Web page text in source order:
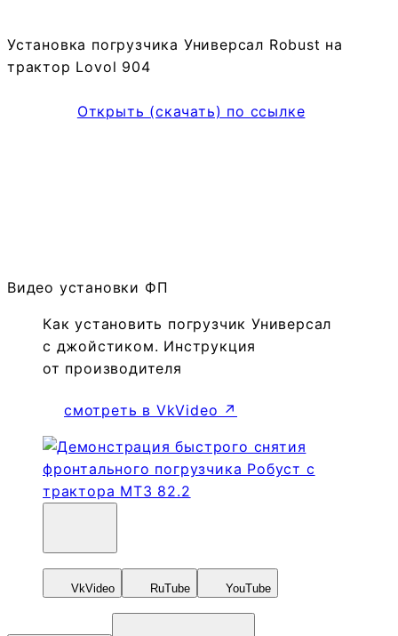
Установка погрузчика Универсал Robust на
трактор Lovol 904
Открыть (скачать) по ссылке
Видео установки ФП
Как установить погрузчик Универсал
с джойстиком. Инструкция
от производителя
смотреть в VkVideo ↗
VkVideo RuTube YouTube